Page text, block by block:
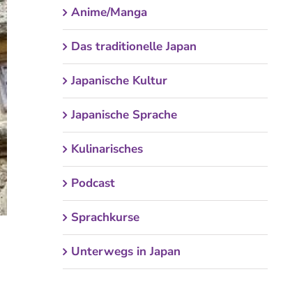
Anime/Manga
Das traditionelle Japan
Japanische Kultur
Japanische Sprache
Kulinarisches
Podcast
Sprachkurse
Unterwegs in Japan